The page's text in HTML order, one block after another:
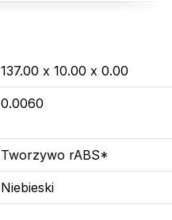
137.00 x 10.00 x 0.00
0.0060
Tworzywo rABS*
Niebieski